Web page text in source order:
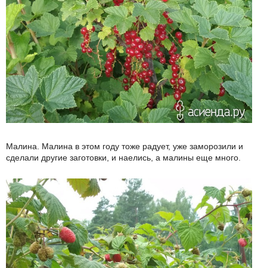
Малина. Малина в этом году тоже радует, уже заморозили и
сделали другие заготовки, и наелись, а малины еще много.